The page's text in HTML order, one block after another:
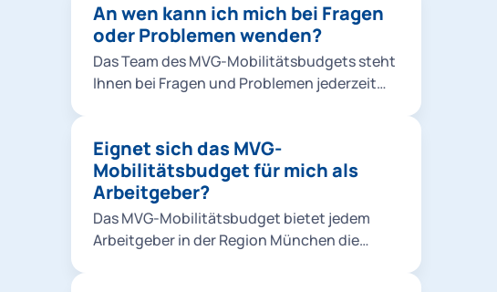
unterschiedlicher Mobilitätsangebote
innerhalb der MVGO App verwenden können.
Dabei ist das Budget sowohl für private und
dienstliche Fahrten als auch den Weg zur
Mitarbeitenden angepasst werden.
An wen kann ich mich bei Fragen
oder Problemen wenden?
Das Team des MVG-Mobilitätsbudgets steht
Ihnen bei Fragen und Problemen jederzeit
Eignet sich das MVG-
Mobilitätsbudget für mich als
Arbeitgeber?
Das MVG-Mobilitätsbudget bietet jedem
Arbeitgeber in der Region München die